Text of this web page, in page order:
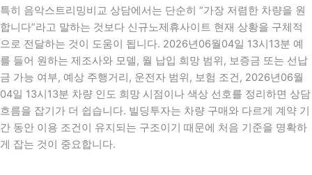
특히 음악스트리밍비교 상담에서는 단순히 “가장 저렴한 차량을 원
합니다”라고 말하는 것보다 신규노제휴사이트 현재 상황을 구체적
으로 전달하는 것이 도움이 됩니다. 2026년06월04일 13시13분 예
를 들어 원하는 제조사와 모델, 월 납입 희망 범위, 보증금 또는 선납
금 가능 여부, 예상 주행거리, 운전자 범위, 보험 조건, 2026년06월
04일 13시13분 차량 인도 희망 시점이나 색상 선호를 정리하면 상담
흐름을 잡기가 더 쉽습니다. 빌딩투자는 차량 구매와 다르게 계약 기
간 동안 이용 조건이 유지되는 구조이기 때문에 처음 기준을 명확하
게 잡는 것이 중요합니다.